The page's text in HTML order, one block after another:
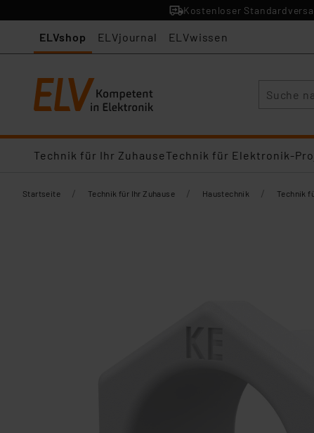
Kostenloser
ELVshop ELVjournal ELVwissen
Technik für Ihr ZuhauseTechnik für Elektronik-
Startseite / Technik für Ihr Zuhause / Haustechnik / Technik